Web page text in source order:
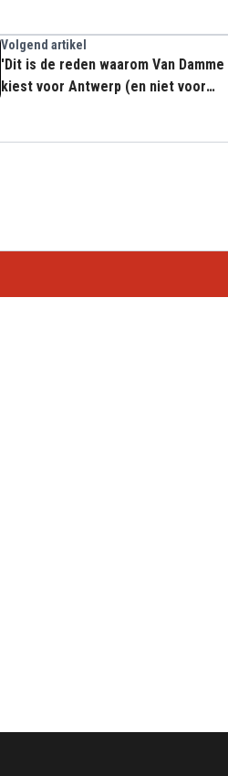
Volgend artikel
'Dit is de reden waarom Van Damme
kiest voor Antwerp (en niet voor